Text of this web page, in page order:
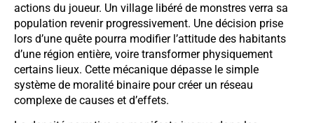
actions du joueur. Un village libéré de monstres verra sa
population revenir progressivement. Une décision prise
lors d’une quête pourra modifier l’attitude des habitants
d’une région entière, voire transformer physiquement
certains lieux. Cette mécanique dépasse le simple
système de moralité binaire pour créer un réseau
complexe de causes et d’effets.